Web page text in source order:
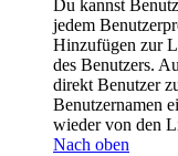
Du kannst
jedem
Hinzufügen zur
des Benutzers.
direkt Benutzer
Benutzernamen
wieder von den
Nach oben